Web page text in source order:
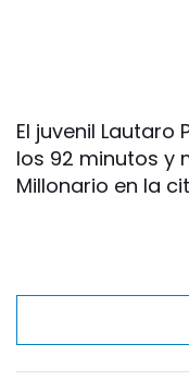
El juvenil
los 92 minutos y
Millonario en la